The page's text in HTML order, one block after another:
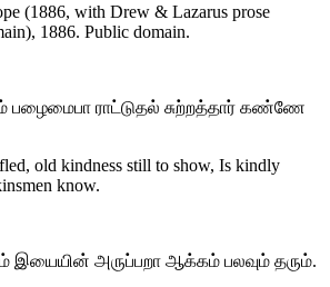
(1886, with Drew & Lazarus prose
, 1886. Public domain.
ராட்டுதல் சுற்றத்தார் கண்ணே
old kindness still to show, Is kindly
know.
இயையின் அருப்பறா ஆக்கம் பலவும் தரும்.